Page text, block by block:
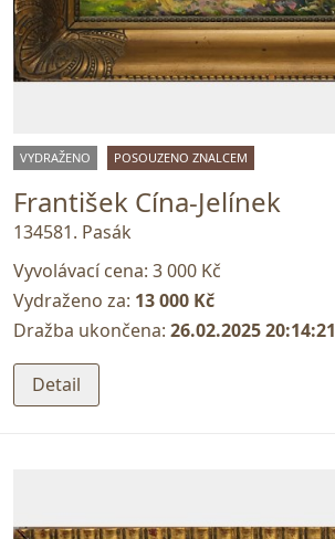
VYDRAŽENO POSOUZENO ZNALCEM
František Cína-Jelínek
134581. Pasák
Vyvolávací cena: 3 000 Kč
Vydraženo za: 13 000 Kč
Dražba ukončena: 26.02.2025 20:14:21
Detail